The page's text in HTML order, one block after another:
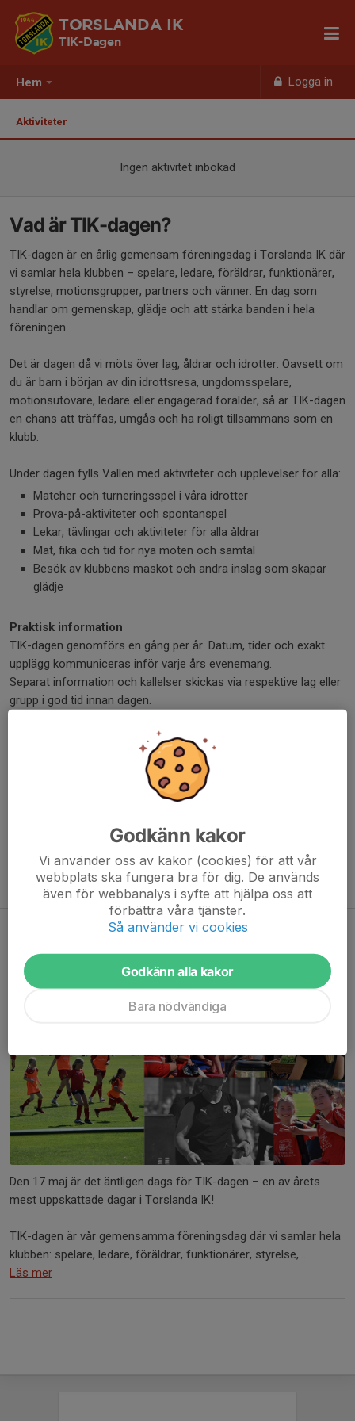
Hem Logga in
TORSLANDA IK
TIK-Dagen
Aktiviteter
Ingen aktivitet inbokad
Vad är TIK-dagen?
TIK-dagen är en årlig gemensam föreningsdag i Torslanda IK där
vi samlar hela klubben – spelare, ledare, föräldrar, funktionärer,
styrelse, motionsgrupper, partners och vänner. En dag som
handlar om gemenskap, glädje och att stärka banden i hela
föreningen.
Det är dagen då vi möts över lag, åldrar och idrotter. Oavsett om
du är barn i början av din idrottsresa, ungdomsspelare,
motionsutövare, ledare eller engagerad förälder, så är TIK-dagen
en chans att träffas, umgås och ha roligt tillsammans som en
klubb.
Under dagen fylls Vallen med aktiviteter och upplevelser för alla:
Matcher och turneringsspel i våra idrotter
Prova-på-aktiviteter och spontanspel
Lekar, tävlingar och aktiviteter för alla åldrar
Mat, fika och tid för nya möten och samtal
Besök av klubbens maskot och andra inslag som skapar
glädje
Praktisk information
TIK-dagen genomförs en gång per år. Datum, tider och exakt
upplägg kommuniceras inför varje års evenemang.
Separat information och kallelser skickas via respektive lag eller
grupp i god tid innan dagen.
TIK-dagen är en prioriterad föreningsaktivitet. Vi uppmuntrar att
träningar och matcher denna dag i möjligaste mån flyttas, så att
så många som möjligt kan delta.
TIK-dagen handlar om mer än idrott. Den handlar om att bygga
relationer, skapa minnen och stärka vår föreningskultur –
gemenskapen, värmen och hjärtat i Torslanda IK.
Vi ses på Vallen!
TIK-dagen 2026
11 maj, 13:24
Den 17 maj är det äntligen dags för TIK-dagen – en av årets
mest uppskattade dagar i Torslanda IK!
TIK-dagen är vår gemensamma föreningsdag där vi samlar hela
klubben: spelare, ledare, föräldrar, funktionärer, styrelse,...
Läs mer
Godkänn kakor
Vi använder oss av kakor (cookies) för att vår
webbplats ska fungera bra för dig. De används
även för webbanalys i syfte att hjälpa oss att
förbättra våra tjänster.
Så använder vi cookies
Godkänn alla kakor
Bara nödvändiga